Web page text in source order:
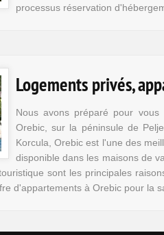
processus réservation
Logements privés,
Nous avons préparé pour
Orebic, sur la péninsule de
Korcula, Orebic est l'une des
disponible dans les maisons de
sont les principales
d'appartements à Orebic pour la